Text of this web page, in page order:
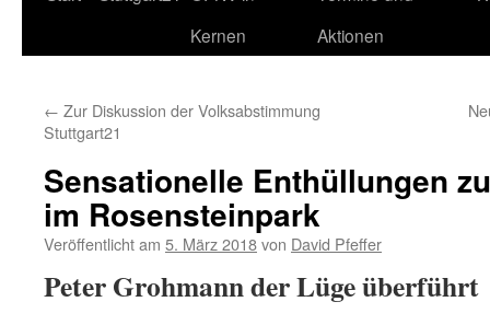
Kernen
Aktionen
← Zur Diskussion der Volksabstimmung
Stuttgart21
Sensationelle Enthüllungen
im Rosensteinpark
Veröffentlicht am 5. März 2018von David Pfeffer
Peter Grohmann der Lüge überführt